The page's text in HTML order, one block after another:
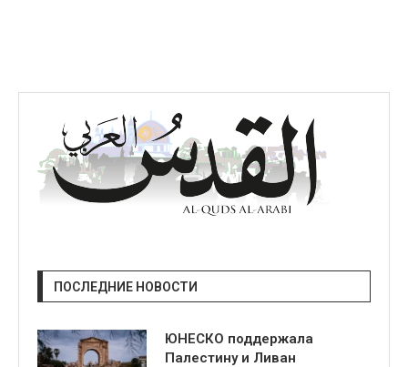
ПОСЛЕДНИЕ НОВОСТИ
ЮНЕСКО поддержала
Палестину и Ливан